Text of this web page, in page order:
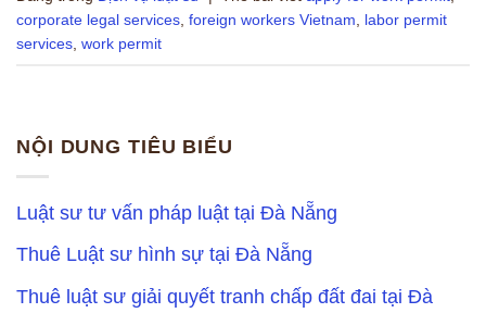
corporate legal services foreign workers Vietnam
labor permit
services work permit
NỘI DUNG TIÊU BIỂU
Luật sư tư vấn pháp luật tại Đà Nẵng
Thuê Luật sư hình sự tại Đà Nẵng
Thuê luật sư giải quyết tranh chấp đất đai tại Đà